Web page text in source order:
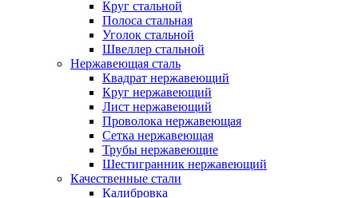
Круг стальной
Полоса стальная
Уголок стальной
Швеллер стальной
Нержавеющая сталь
Квадрат нержавеющий
Круг нержавеющий
Лист нержавеющий
Проволока нержавеющая
Сетка нержавеющая
Трубы нержавеющие
Шестигранник нержавеющий
Качественные стали
Калибровка